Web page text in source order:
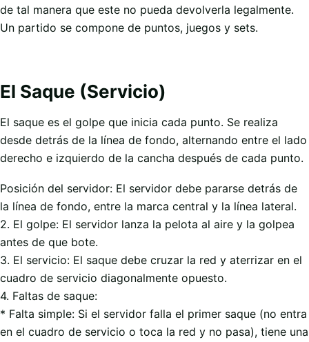
de tal manera que este no pueda devolverla legalmente.
Un partido se compone de puntos, juegos y sets.
El Saque (Servicio)
El saque es el golpe que inicia cada punto. Se realiza
desde detrás de la línea de fondo, alternando entre el lado
derecho e izquierdo de la cancha después de cada punto.
Posición del servidor: El servidor debe pararse detrás de
la línea de fondo, entre la marca central y la línea lateral.
2. El golpe: El servidor lanza la pelota al aire y la golpea
antes de que bote.
3. El servicio: El saque debe cruzar la red y aterrizar en el
cuadro de servicio diagonalmente opuesto.
4. Faltas de saque:
* Falta simple: Si el servidor falla el primer saque (no entra
en el cuadro de servicio o toca la red y no pasa), tiene una